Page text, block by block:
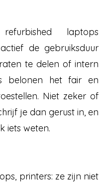
laptops
de gebruiksduur
te delen of intern
belonen het fair en
Niet zeker of
je dan gerust in, en
iets weten.
printers: ze zijn niet